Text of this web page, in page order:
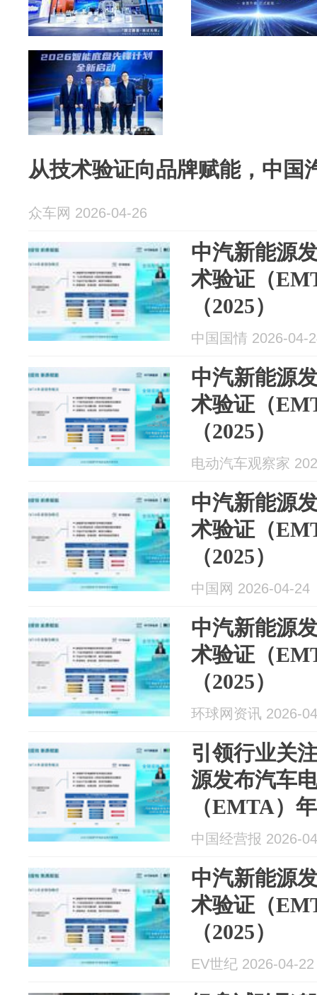
从技术验证向品牌赋能，中国
众车网 2026-04-26
中汽新能源
术验证（
（2025）
中国国情 2026-04-
中汽新能源
术验证（
（2025）
电动汽车观察家
中汽新能源
术验证（
（2025）
中国网 2026-04-24
中汽新能源
术验证（
（2025）
环球网资讯 2026-
引领行业关
源发布汽车
（EMTA）
中国经营报 2026-
中汽新能源
术验证（
（2025）
EV世纪 2026-04-22